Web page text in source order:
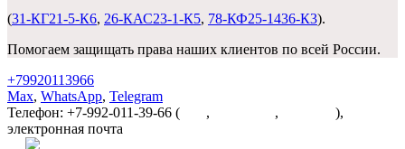
(31-КГ21-5-К6, 26-КАС23-1-К5, 78-КФ25-1436-К3).
Помогаем защищать права наших клиентов по всей России.
+79920113966
Max, WhatsApp, Telegram
Телефон: +7-992-011-39-66 (
, ,
),
электронная почта